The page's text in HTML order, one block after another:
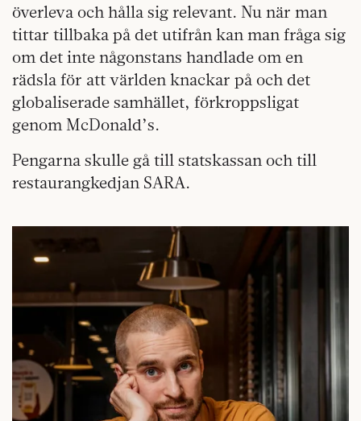
överleva och hålla sig relevant. Nu när man
tittar tillbaka på det utifrån kan man fråga sig
om det inte någonstans handlade om en
rädsla för att världen knackar på och det
globaliserade samhället, förkroppsligat
genom McDonald’s.
Pengarna skulle gå till statskassan och till
restaurangkedjan SARA.